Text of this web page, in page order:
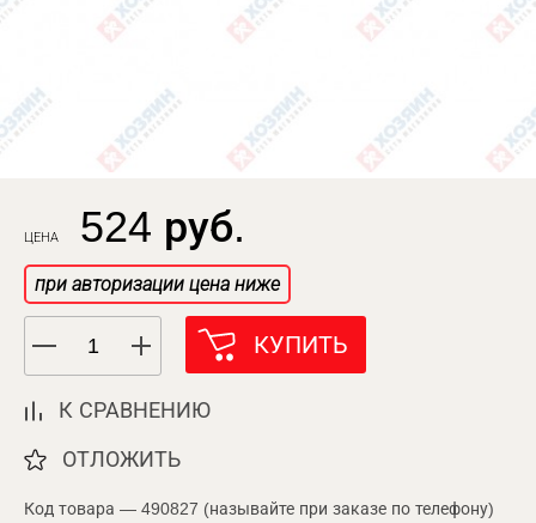
ЦЕНА 524 руб.
при авторизации цена ниже
КУПИТЬ
К СРАВНЕНИЮ
ОТЛОЖИТЬ
Код товара — 490827 (называйте при заказе по телефону)